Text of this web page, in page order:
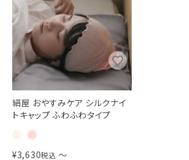
絹屋 おやすみケア シルクナイ
トキャップ ふわふわタイプ
¥3,630税込 〜